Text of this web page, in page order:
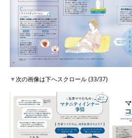
▼次の画像は下へスクロール (33/37)